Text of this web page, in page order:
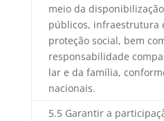
meio da
públicos, infraestrutura
proteção social, bem
responsabilidade
lar e da família,
nacionais.
5.5 Garantir a